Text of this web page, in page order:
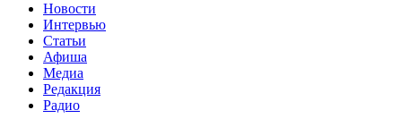
Новости
Интервью
Статьи
Афиша
Медиа
Редакция
Радио